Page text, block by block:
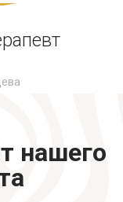
нашего